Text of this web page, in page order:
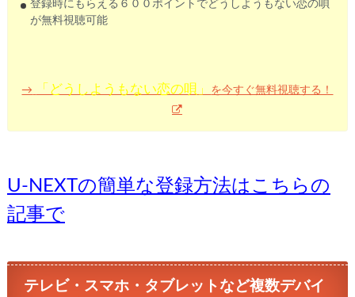
登録時にもらえる６００ポイントでどうしようもない恋の唄
が無料視聴可能
→ 「どうしようもない恋の唄」 を今すぐ無料視聴する！
U-NEXTの簡単な登録方法はこちらの
記事で
テレビ・スマホ・タブレットなど複数デバイ